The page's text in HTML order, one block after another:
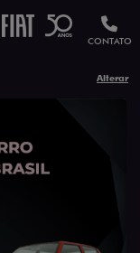
CONTATO
Alterar